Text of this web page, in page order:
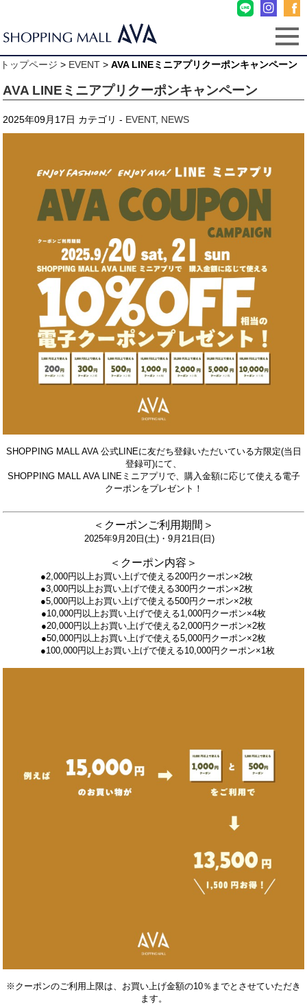
トップページ > EVENT > AVA LINEミニアプリクーポンキャンペーン
AVA LINEミニアプリクーポンキャンペーン
2025年09月17日 カテゴリ - EVENT, NEWS
SHOPPING MALL AVA 公式LINEに友だち登録いただいている方限定(当日
登録可)にて、
SHOPPING MALL AVA LINEミニアプリで、購入金額に応じて使える電子
クーポンをプレゼント！
＜クーポンご利用期間＞
2025年9月20日(土)・9月21日(日)
＜クーポン内容＞
●2,000円以上お買い上げで使える200円クーポン×2枚
●3,000円以上お買い上げで使える300円クーポン×2枚
●5,000円以上お買い上げで使える500円クーポン×2枚
●10,000円以上お買い上げで使える1,000円クーポン×4枚
●20,000円以上お買い上げで使える2,000円クーポン×2枚
●50,000円以上お買い上げで使える5,000円クーポン×2枚
●100,000円以上お買い上げで使える10,000円クーポン×1枚
※クーポンのご利用上限は、お買い上げ金額の10％までとさせていただき
ます。